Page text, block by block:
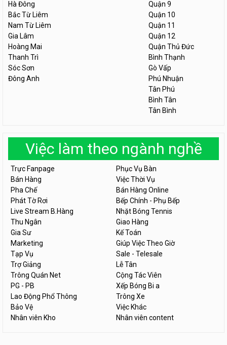
Hà Đông
Bắc Từ Liêm
Nam Từ Liêm
Gia Lâm
Hoàng Mai
Thanh Trì
Sóc Sơn
Đông Anh
Quận 9
Quận 10
Quận 11
Quận 12
Quận Thủ Đức
Bình Thạnh
Gò Vấp
Phú Nhuận
Tân Phú
Bình Tân
Tân Bình
Việc làm theo ngành nghề
Trực Fanpage
Phục Vụ Bàn
Bán Hàng
Việc Thời Vụ
Pha Chế
Bán Hàng Online
Phát Tờ Rơi
Bếp Chính - Phụ Bếp
Live Stream B.Hàng
Nhặt Bóng Tennis
Thu Ngân
Giao Hàng
Gia Sư
Kế Toán
Marketing
Giúp Việc Theo Giờ
Tạp Vụ
Sale - Telesale
Trợ Giảng
Lễ Tân
Trông Quán Net
Cộng Tác Viên
PG - PB
Xếp Bóng Bi a
Lao Động Phổ Thông
Trông Xe
Bảo Vệ
Việc Khác
Nhân viên Kho
Nhân viên content